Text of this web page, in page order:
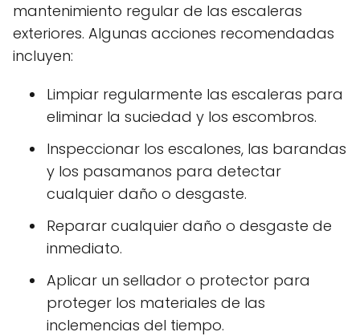
mantenimiento regular de las escaleras
exteriores. Algunas acciones recomendadas
incluyen:
Limpiar regularmente las escaleras para
eliminar la suciedad y los escombros.
Inspeccionar los escalones, las barandas
y los pasamanos para detectar
cualquier daño o desgaste.
Reparar cualquier daño o desgaste de
inmediato.
Aplicar un sellador o protector para
proteger los materiales de las
inclemencias del tiempo.